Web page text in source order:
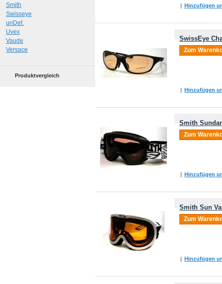
| Hinzufügen
SwissEye
Zum
| Hinzufügen
Smith
Zum
| Hinzufügen
Smith Sun
Zum
| Hinzufügen
Smith
Swisseye
unDef.
Uvex
Vaude
Versace
Produktvergleich